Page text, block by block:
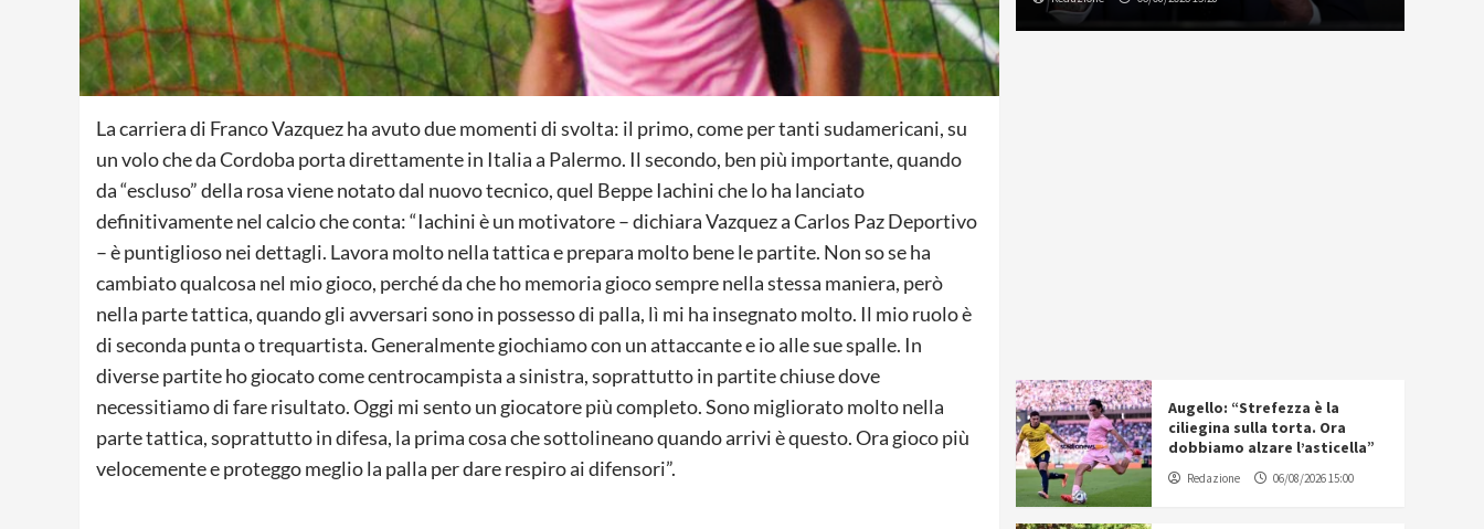
La carriera di Franco Vazquez ha avuto due momenti di svolta: il primo, come per tanti sudamericani, su
un volo che da Cordoba porta direttamente in Italia a Palermo. Il secondo, ben più importante, quando
da “escluso” della rosa viene notato dal nuovo tecnico, quel Beppe Iachini che lo ha lanciato
definitivamente nel calcio che conta: “Iachini è un motivatore – dichiara Vazquez a Carlos Paz Deportivo
– è puntiglioso nei dettagli. Lavora molto nella tattica e prepara molto bene le partite. Non so se ha
cambiato qualcosa nel mio gioco, perché da che ho memoria gioco sempre nella stessa maniera, però
nella parte tattica, quando gli avversari sono in possesso di palla, lì mi ha insegnato molto. Il mio ruolo è
di seconda punta o trequartista. Generalmente giochiamo con un attaccante e io alle sue spalle. In
diverse partite ho giocato come centrocampista a sinistra, soprattutto in partite chiuse dove
necessitiamo di fare risultato. Oggi mi sento un giocatore più completo. Sono migliorato molto nella
parte tattica, soprattutto in difesa, la prima cosa che sottolineano quando arrivi è questo. Ora gioco più
velocemente e proteggo meglio la palla per dare respiro ai difensori”.
Augello: “Strefezza è la
ciliegina sulla torta. Ora
dobbiamo alzare l’asticella”
Redazione 06/08/2026 15:00